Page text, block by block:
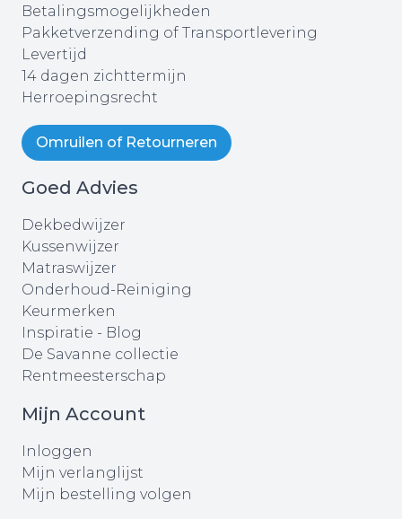
Betalingsmogelijkheden
Pakketverzending of Transportlevering
Levertijd
14 dagen zichttermijn
Herroepingsrecht
Omruilen of Retourneren
Goed Advies
Dekbedwijzer
Kussenwijzer
Matraswijzer
Onderhoud-Reiniging
Keurmerken
Inspiratie - Blog
De Savanne collectie
Rentmeesterschap
Mijn Account
Inloggen
Mijn verlanglijst
Mijn bestelling volgen